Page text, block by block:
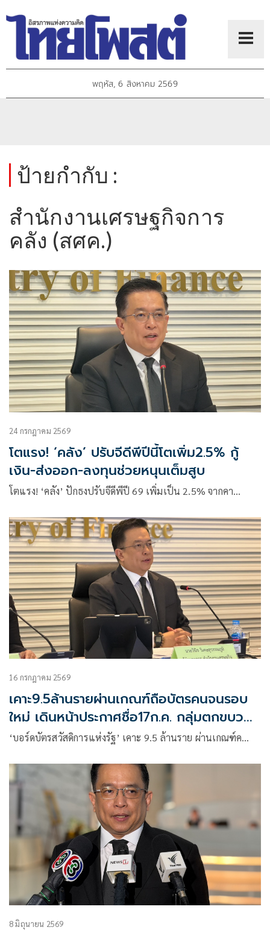
พฤหัส, 6 สิงหาคม 2569
ป้ายกำกับ :
สำนักงานเศรษฐกิจการ
คลัง (สศค.)
24 กรกฎาคม 2569
โตแรง! ‘คลัง’ ปรับจีดีพีปีนี้โตเพิ่ม2.5% กู้
เงิน-ส่งออก-ลงทุนช่วยหนุนเต็มสูบ
โตแรง! ‘คลัง’ ปักธงปรับจีดีพีปี 69 เพิ่มเป็น 2.5% จากคา…
16 กรกฎาคม 2569
เคาะ9.5ล้านรายผ่านเกณฑ์ถือบัตรคนจนรอบ
ใหม่ เดินหน้าประกาศชื่อ17ก.ค. กลุ่มตกขบวน
โยกใช้60/40
‘บอร์ดบัตรสวัสดิการแห่งรัฐ’ เคาะ 9.5 ล้านราย ผ่านเกณฑ์ค…
8 มิถุนายน 2569